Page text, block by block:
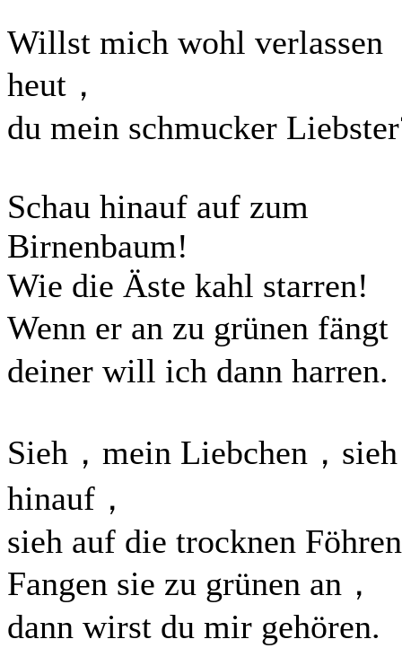
Willst mich wohl verlassen
heut，
du mein schmucker
Schau hinauf auf zum
Birnenbaum!
Wie die Äste kahl starren!
Wenn er an zu grünen fängt
deiner will ich dann harren.
Sieh，mein Liebchen，sieh
hinauf，
sieh auf die trocknen
Fangen sie zu grünen an，
dann wirst du mir gehören.